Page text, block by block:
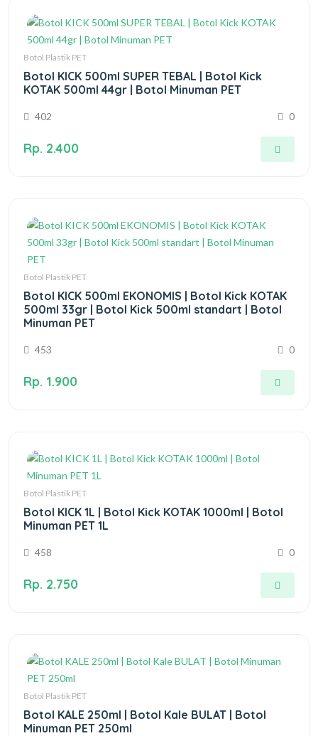
Botol Plastik PET
Botol KICK 500ml SUPER TEBAL | Botol Kick
KOTAK 500ml 44gr | Botol Minuman PET
402 0
Rp. 2.400
Botol Plastik PET
Botol KICK 500ml EKONOMIS | Botol Kick KOTAK
500ml 33gr | Botol Kick 500ml standart | Botol
Minuman PET
453 0
Rp. 1.900
Botol Plastik PET
Botol KICK 1L | Botol Kick KOTAK 1000ml | Botol
Minuman PET 1L
458 0
Rp. 2.750
Botol Plastik PET
Botol KALE 250ml | Botol Kale BULAT | Botol
Minuman PET 250ml